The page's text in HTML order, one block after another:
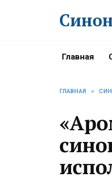
Главная
ГЛАВНАЯ »